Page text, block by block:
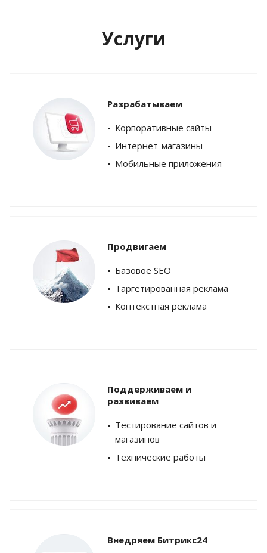
Услуги
Разрабатываем
Корпоративные сайты
Интернет-магазины
Мобильные приложения
Продвигаем
Базовое SEO
Таргетированная реклама
Контекстная реклама
Поддерживаем и
развиваем
Тестирование сайтов и
магазинов
Технические работы
Внедряем Битрикс24